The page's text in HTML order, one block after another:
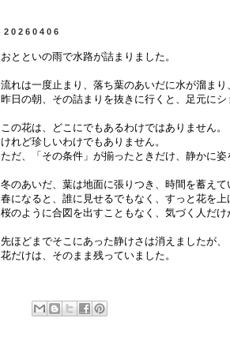
20260406
おとといの雨で水路が詰まりました。
流れは一度止まり、落ち葉のあいだに水が溜まり
昨日の朝、その詰まりを抜きに行くと、足元にシ
この花は、どこにでもあるわけではありません。
けれど珍しいわけでもありません。
ただ、「その条件」が揃ったときだけ、静かに姿
冬のあいだ、葉は地面に張りつき、時間を蓄えて
春になると、誰に見せるでもなく、すっと花を上
桜のように合図を出すこともなく、気づく人だけ
先ほどまでそこにあった静けさは消えましたが、
花だけは、そのまま残っていました。